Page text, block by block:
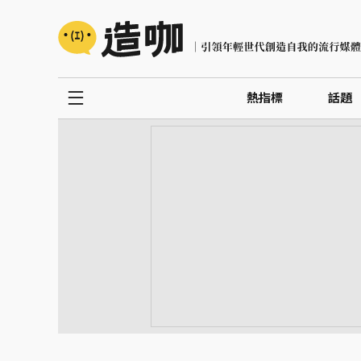
熱指標 話題